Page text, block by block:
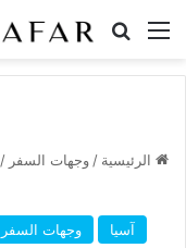
القائمة بحث عن
الرئيسية / وجهات السفر /
آسيا وجهات السفر